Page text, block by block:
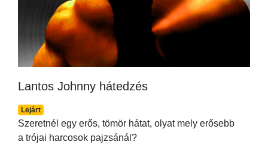
Lantos Johnny hátedzés
Lejárt
Szeretnél egy erős, tömör hátat, olyat mely erősebb
a trójai harcosok pajzsánál?